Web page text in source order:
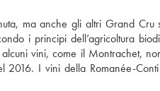
ma anche gli altri Grand
i principi dell’agricoltura
vini, come il Montrachet,
I vini della Romanée-